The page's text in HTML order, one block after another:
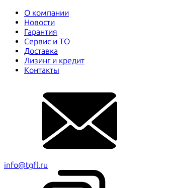
О компании
Новости
Гарантия
Сервис и ТО
Доставка
Лизинг и кредит
Контакты
info@tgfl.ru